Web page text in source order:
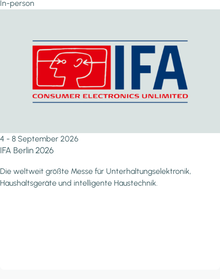
In-person
4 - 8 September 2026
IFA Berlin 2026
Die weltweit größte Messe für Unterhaltungselektronik,
Haushaltsgeräte und intelligente Haustechnik.